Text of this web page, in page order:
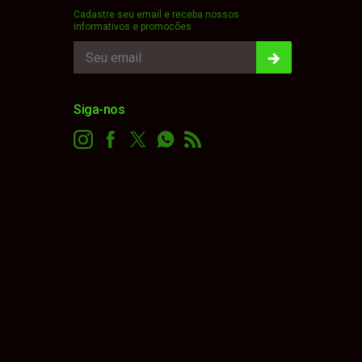
Cadastre seu email e receba nossos
informativos e promocões .
Siga-nos